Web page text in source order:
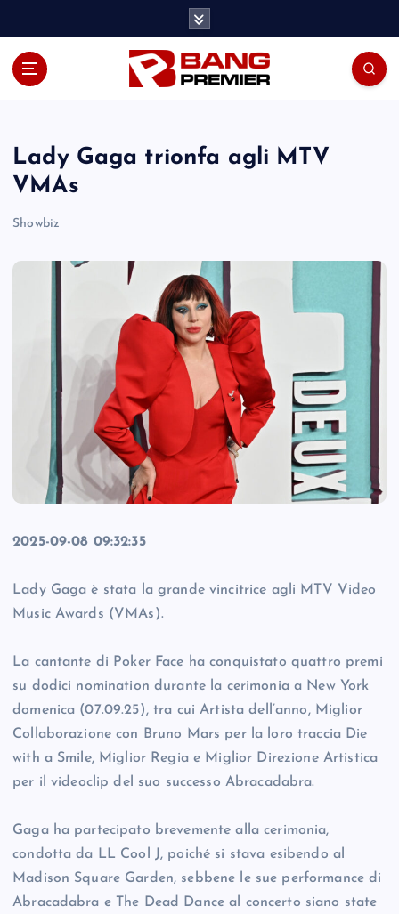
Lady Gaga trionfa agli MTV
VMAs
Showbiz
2025-09-08 09:32:35
Lady Gaga è stata la grande vincitrice agli MTV Video
Music Awards (VMAs).
La cantante di Poker Face ha conquistato quattro premi
su dodici nomination durante la cerimonia a New York
domenica (07.09.25), tra cui Artista dell’anno, Miglior
Collaborazione con Bruno Mars per la loro traccia Die
with a Smile, Miglior Regia e Miglior Direzione Artistica
per il videoclip del suo successo Abracadabra.
Gaga ha partecipato brevemente alla cerimonia,
condotta da LL Cool J, poiché si stava esibendo al
Madison Square Garden, sebbene le sue performance di
Abracadabra e The Dead Dance al concerto siano state